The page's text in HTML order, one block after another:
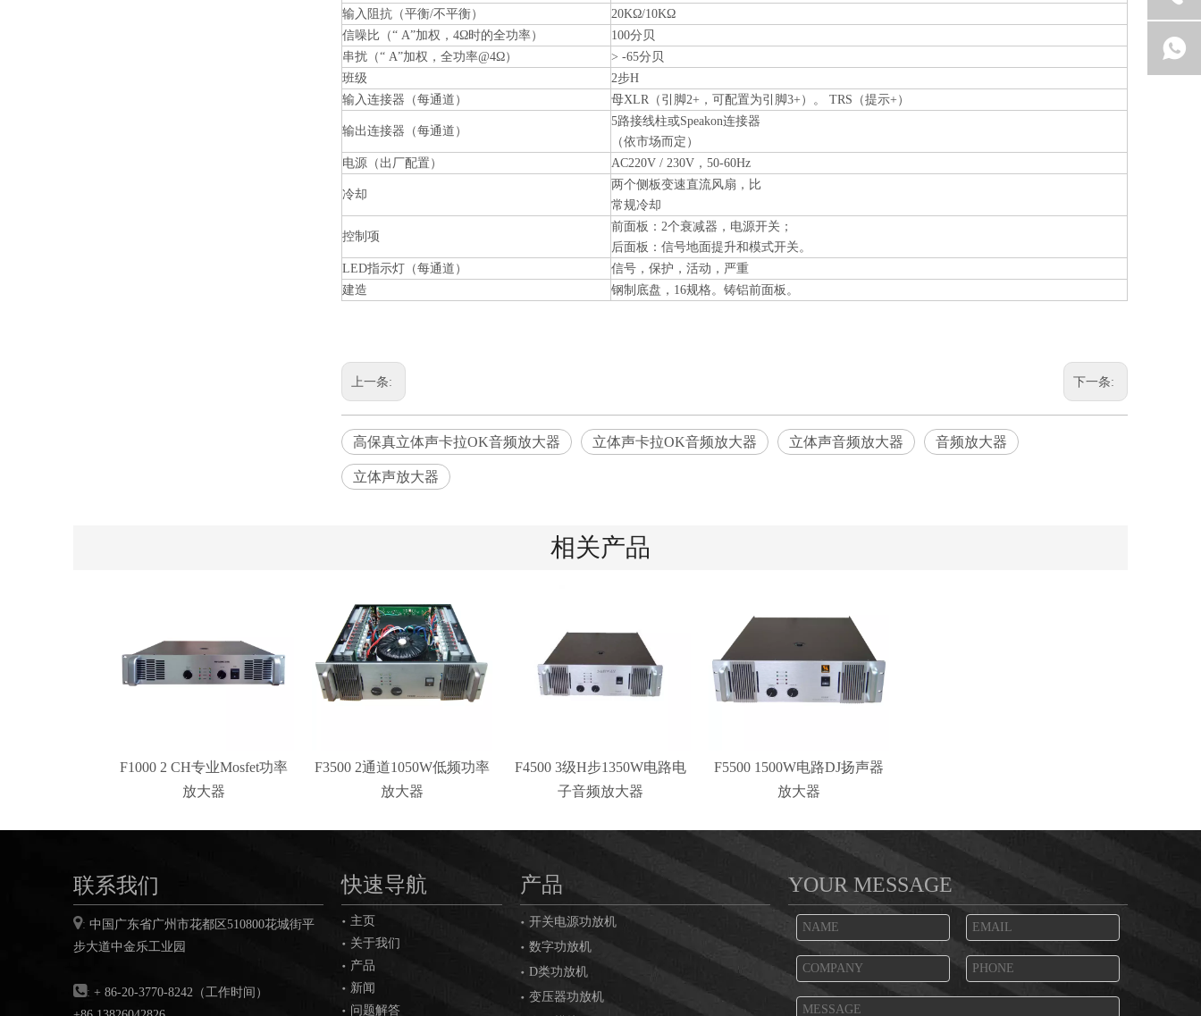
输入阻抗（平衡/不平衡）
20KΩ/10KΩ
信噪比（“ A”加权，4Ω时的全功率）
100分贝
串扰（“ A”加权，全功率@4Ω）
> -65分贝
班级
2步H
输入连接器（每通道）
母XLR（引脚2+，可配置为引脚3+）。 TRS（提示+）
输出连接器（每通道）
5路接线柱或Speakon连接器
（依市场而定）
电源（出厂配置）
AC220V / 230V，50-60Hz
冷却
两个侧板变速直流风扇，比
常规冷却
控制项
前面板：2个衰减器，电源开关；
后面板：信号地面提升和模式开关。
LED指示灯（每通道）
信号，保护，活动，严重
建造
钢制底盘，16规格。铸铝前面板。
上一条: 下一条:
高保真立体声卡拉OK音频放大器 立体声卡拉OK音频放大器 立体声音频放大器 音频放大器
立体声放大器
相关产品
F1000 2 CH专业Mosfet功率
放大器
F3500 2通道1050W低频功率
放大器
F4500 3级H步1350W电路电
子音频放大器
F5500 1500W电路DJ扬声器
放大器
联系我们
: 中国广东省广州市花都区510800花城街平
步大道中金乐工业园
: + 86-20-3770-8242（工作时间）
快速导航
主页
关于我们
产品
新闻
问题解答
产品
开关电源功放机
数字功放机
D类功放机
变压器功放机
YOUR MESSAGE